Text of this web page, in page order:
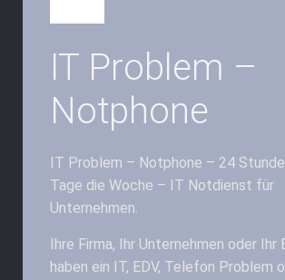
IT Problem –
Notphone
IT Problem – Notphone – 24
Tage die Woche – IT Notdienst für
Unternehmen.
Ihre Firma, Ihr Unternehmen oder Ihr
haben ein IT, EDV, Telefon Problem